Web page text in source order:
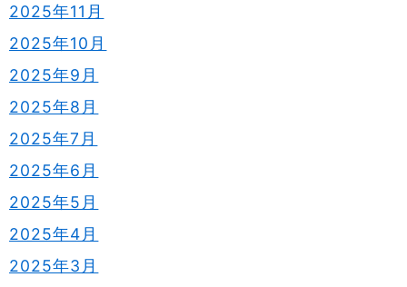
2025年11月
2025年10月
2025年9月
2025年8月
2025年7月
2025年6月
2025年5月
2025年4月
2025年3月